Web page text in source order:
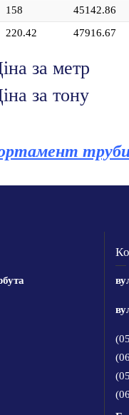
158 45142.86
220.42 47916.67
за метр
за тону
труби